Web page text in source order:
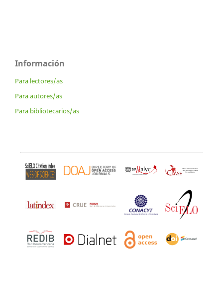
Información
Para lectores/as
Para autores/as
Para bibliotecarios/as